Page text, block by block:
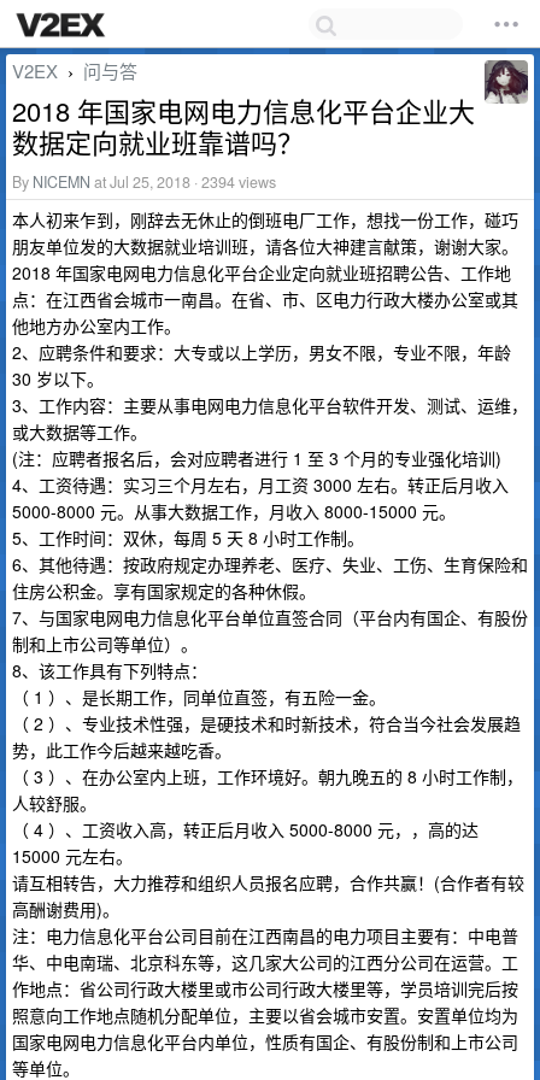
V2EX › 问与答
2018 年国家电网电力信息化平台企业大
数据定向就业班靠谱吗？
By NICEMN at Jul 25, 2018 · 2394 views
本人初来乍到，刚辞去无休止的倒班电厂工作，想找一份工作，碰巧
朋友单位发的大数据就业培训班，请各位大神建言献策，谢谢大家。
2018 年国家电网电力信息化平台企业定向就业班招聘公告、工作地
点：在江西省会城市一南昌。在省、市、区电力行政大楼办公室或其
他地方办公室内工作。
2、应聘条件和要求：大专或以上学历，男女不限，专业不限，年龄
30 岁以下。
3、工作内容：主要从事电网电力信息化平台软件开发、测试、运维，
或大数据等工作。
(注：应聘者报名后，会对应聘者进行 1 至 3 个月的专业强化培训)
4、工资待遇：实习三个月左右，月工资 3000 左右。转正后月收入
5000-8000 元。从事大数据工作，月收入 8000-15000 元。
5、工作时间：双休，每周 5 天 8 小时工作制。
6、其他待遇：按政府规定办理养老、医疗、失业、工伤、生育保险和
住房公积金。享有国家规定的各种休假。
7、与国家电网电力信息化平台单位直签合同（平台内有国企、有股份
制和上市公司等单位）。
8、该工作具有下列特点：
（ 1 ）、是长期工作，同单位直签，有五险一金。
（ 2 ）、专业技术性强，是硬技术和时新技术，符合当今社会发展趋
势，此工作今后越来越吃香。
（ 3 ）、在办公室内上班，工作环境好。朝九晚五的 8 小时工作制，
人较舒服。
（ 4 ）、工资收入高，转正后月收入 5000-8000 元，，高的达
15000 元左右。
请互相转告，大力推荐和组织人员报名应聘，合作共赢！(合作者有较
高酬谢费用)。
注：电力信息化平台公司目前在江西南昌的电力项目主要有：中电普
华、中电南瑞、北京科东等，这几家大公司的江西分公司在运营。工
作地点：省公司行政大楼里或市公司行政大楼里等，学员培训完后按
照意向工作地点随机分配单位，主要以省会城市安置。安置单位均为
国家电网电力信息化平台内单位，性质有国企、有股份制和上市公司
等单位。